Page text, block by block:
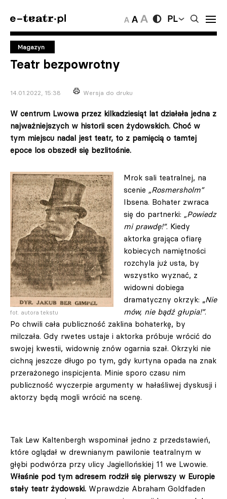
PL
Magazyn
Teatr bezpowrotny
14.01.2022, 15:38 Wersja do druku
W centrum Lwowa przez kilkadziesiąt lat działała jedna z
najważniejszych w historii scen żydowskich. Choć w
tym miejscu nadal jest teatr, to z pamięcią o tamtej
epoce los obszedł się bezlitośnie.
fot. autora tekstu
Mrok sali teatralnej, na
scenie „Rosmersholm”
Ibsena. Bohater zwraca
się do partnerki: „Powiedz
mi prawdę!”. Kiedy
aktorka grająca ofiarę
kobiecych namiętności
rozchyla już usta, by
wszystko wyznać, z
widowni dobiega
dramatyczny okrzyk: „Nie
mów, nie bądź głupia!”.
Po chwili cała publiczność zaklina bohaterkę, by
milczała. Gdy rwetes ustaje i aktorka próbuje wrócić do
swojej kwestii, widownię znów ogarnia szał. Okrzyki nie
cichną jeszcze długo po tym, gdy kurtyna opada na znak
przerażonego inspicjenta. Minie sporo czasu nim
publiczność wyczerpie argumenty w hałaśliwej dyskusji i
aktorzy będą mogli wrócić na scenę.
Tak Lew Kaltenbergh wspominał jedno z przedstawień,
które oglądał w drewnianym pawilonie teatralnym w
głębi podwórza przy ulicy Jagiellońskiej 11 we Lwowie.
Właśnie pod tym adresem rodził się pierwszy w Europie
stały teatr żydowski. Wprawdzie Abraham Goldfaden